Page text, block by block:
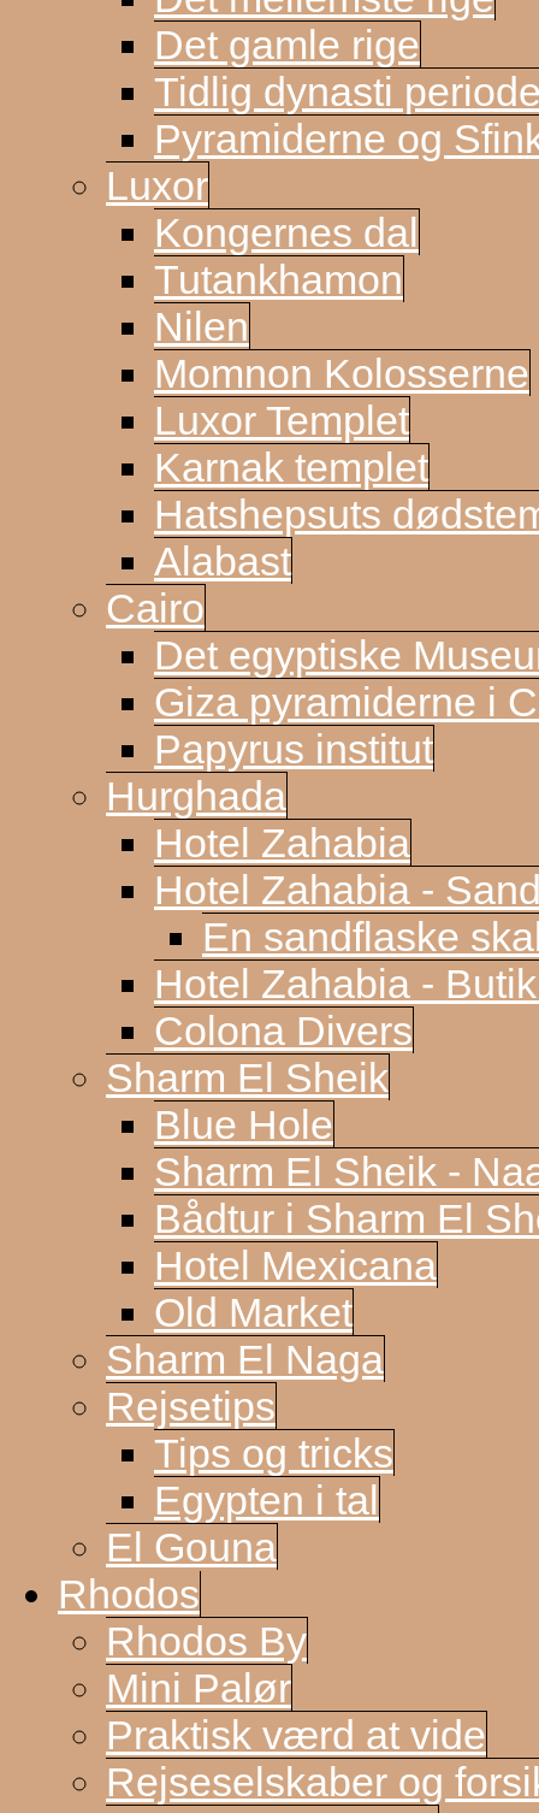
Det gamle rige
Tidlig dynasti
Pyramiderne og
Luxor
Kongernes dal
Tutankhamon
Nilen
Momnon Kolosserne
Luxor Templet
Karnak templet
Hatshepsuts
Alabast
Cairo
Det egyptiske
Giza pyramiderne i
Papyrus institut
Hurghada
Hotel Zahabia
Hotel Zahabia -
En sandflaske
Hotel Zahabia -
Colona Divers
Sharm El Sheik
Blue Hole
Sharm El Sheik -
Bådtur i Sharm El
Hotel Mexicana
Old Market
Sharm El Naga
Rejsetips
Tips og tricks
Egypten i tal
El Gouna
Rhodos
Rhodos By
Mini Palør
Praktisk værd at vide
Rejseselskaber og